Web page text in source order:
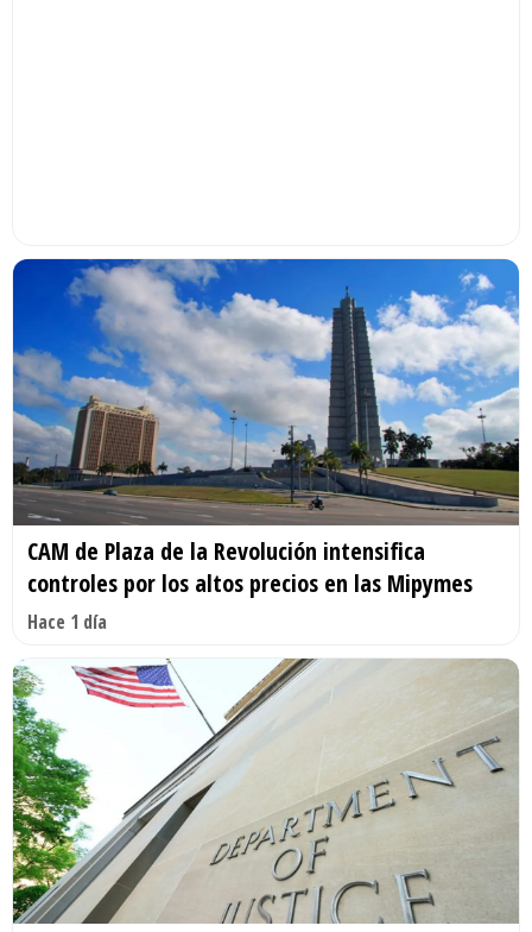
CAM de Plaza de la Revolución intensifica
controles por los altos precios en las Mipymes
Hace 1 día